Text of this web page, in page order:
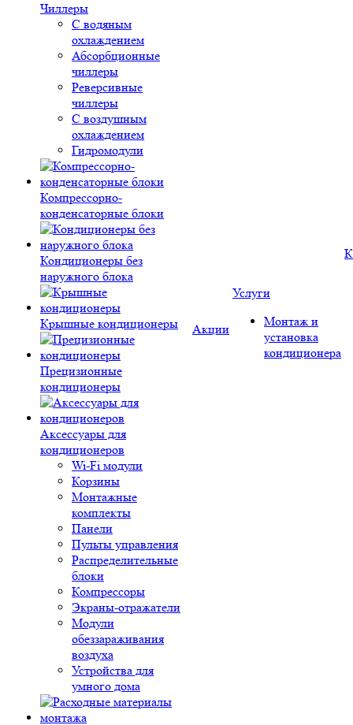
Чиллеры
С водяным
охлаждением
Абсорбционные
чиллеры
Реверсивные
чиллеры
С воздушным
охлаждением
Гидромодули
Компрессорно-
конденсаторные блоки
Кондиционеры без
наружного блока
Крышные кондиционеры
Прецизионные
кондиционеры
Аксессуары для
кондиционеров
Wi-Fi модули
Корзины
Монтажные
комплекты
Панели
Пульты управления
Распределительные
блоки
Компрессоры
Экраны-отражатели
Модули
обеззараживания
воздуха
Устройства для
умного дома
Акции
Услуги
Монтаж и
установка
кондиционера